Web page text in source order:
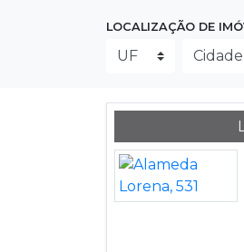
LOCALIZAÇÃO DE